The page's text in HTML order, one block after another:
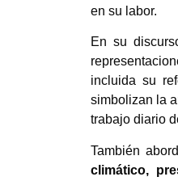
en su labor.
En su
incluida su
simbolizan la
trabajo diario
También
climático,